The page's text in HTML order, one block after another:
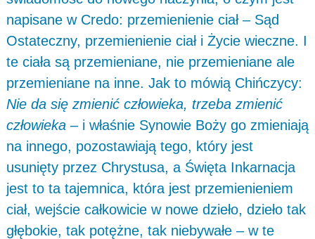
napisane w Credo: przemienienie ciał – Sąd
Ostateczny, przemienienie ciał i Życie wieczne. I
te ciała są przemieniane, nie przemieniane ale
przemieniane na inne. Jak to mówią Chińczycy:
Nie da się zmienić człowieka, trzeba zmienić
człowieka– i właśnie Synowie Boży go zmieniają
na innego, pozostawiają tego, który jest
usunięty przez Chrystusa, a Święta Inkarnacja
jest to ta tajemnica, która jest przemienieniem
ciał, wejście całkowicie w nowe dzieło, dzieło tak
głębokie, tak potężne, tak niebywałe – w te